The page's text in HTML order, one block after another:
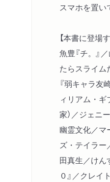
スマホを置い
【本書に登場
魚豊『チ。』
たらスライム
『弱キャラ友
ィリアム・ギ
家）／ジェニ
幽霊文化／
ズ・テイラ
田真生／けん
０』／クレイ